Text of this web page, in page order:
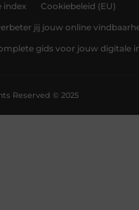
index Cookiebeleid (EU)
jij jouw online
gids voor jouw digitale
Reserved © 2025